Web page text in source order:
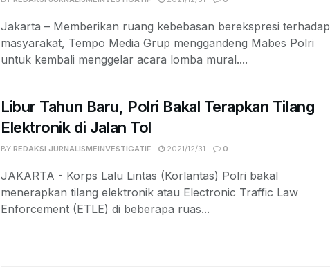
Jakarta – Memberikan ruang kebebasan berekspresi terhadap
masyarakat, Tempo Media Grup menggandeng Mabes Polri
untuk kembali menggelar acara lomba mural....
Libur Tahun Baru, Polri Bakal Terapkan Tilang
Elektronik di Jalan Tol
BY REDAKSI JURNALISMEINVESTIGATIF 2021/12/31 0
JAKARTA - Korps Lalu Lintas (Korlantas) Polri bakal
menerapkan tilang elektronik atau Electronic Traffic Law
Enforcement (ETLE) di beberapa ruas...